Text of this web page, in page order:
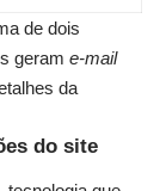
de dois
geram e-mail
da
do site